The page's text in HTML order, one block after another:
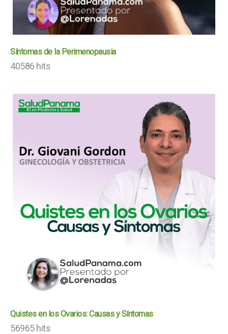
Síntomas de la Perimenopausia
40586 hits
Quistes en los Ovarios: Causas y Síntomas
56965 hits